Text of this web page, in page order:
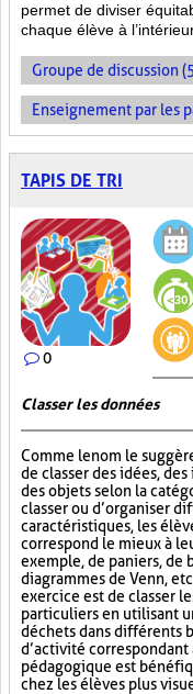
permet de diviser
chaque élève à
Groupe de discussion
Enseignement par les
TAPIS DE TRI
0
Classer les données
Comme le nom le
de classer des idées,
des objets selon la
classer ou d’organiser
caractéristiques, les
correspond le mieux à
exemple, de paniers, de
diagrammes de Venn,
exercice est de classer
particuliers en utilisant
déchets dans différents
d’activité correspondant
pédagogique est
chez les élèves plus